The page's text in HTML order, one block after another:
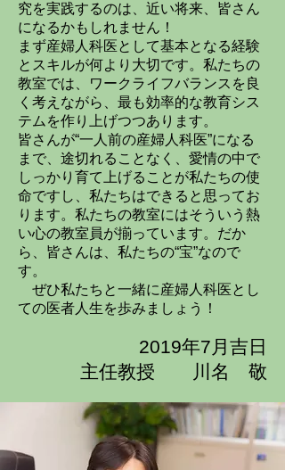
究を実践するのは、近い将来、皆さん
になるかもしれません！
まず産婦人科医として基本となる経験
とスキルが何より大切です。私たちの
教室では、ワークライフバランスを良
く考えながら、最も効率的な教育シス
テムを作り上げつつあります。
皆さんが“一人前の産婦人科医”になる
まで、途切れることなく、愛情の中で
しっかり育て上げることが私たちの使
命ですし、私たちはできると思ってお
ります。私たちの教室にはそういう熱
い心の教室員が揃っています。だか
ら、皆さんは、私たちの“宝”なので
す。
ぜひ私たちと一緒に産婦人科医とし
ての医者人生を歩みましょう！
2019年7月吉日
主任教授 川名 敬